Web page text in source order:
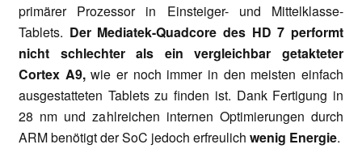
primärer Prozessor in Einsteiger- und Mittelklasse-
Tablets. Der Mediatek-Quadcore des HD 7 performt
nicht schlechter als ein vergleichbar getakteter
Cortex A9,wie er noch immer in den meisten einfach
ausgestatteten Tablets zu finden ist. Dank Fertigung in
28 nm und zahlreichen internen Optimierungen durch
ARM benötigt der SoC jedoch erfreulich wenig Energie.